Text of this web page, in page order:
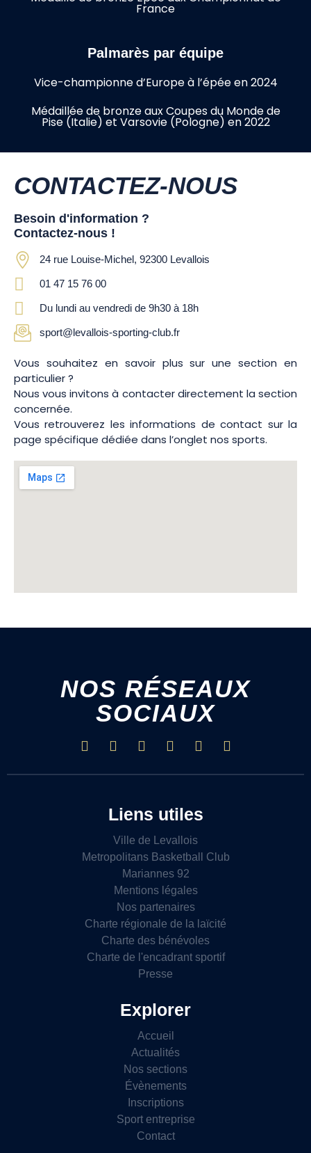
France
Palmarès par équipe
Vice-championne d’Europe à l’épée en 2024
Médaillée de bronze aux Coupes du Monde de
Pise (Italie) et Varsovie (Pologne) en 2022
CONTACTEZ-NOUS
Besoin d'information ?
Contactez-nous !
24 rue Louise-Michel, 92300 Levallois
01 47 15 76 00
Du lundi au vendredi de 9h30 à 18h
sport@levallois-sporting-club.fr
Vous souhaitez en savoir plus sur une section en
particulier ?
Nous vous invitons à contacter directement la section
concernée.
Vous retrouverez les informations de contact sur la
page spécifique dédiée dans l’onglet nos sports.
NOS RÉSEAUX
SOCIAUX
Liens utiles
Ville de Levallois
Metropolitans Basketball Club
Mariannes 92
Mentions légales
Nos partenaires
Charte régionale de la laïcité
Charte des bénévoles
Charte de l'encadrant sportif
Presse
Explorer
Accueil
Actualités
Nos sections
Évènements
Inscriptions
Sport entreprise
Contact